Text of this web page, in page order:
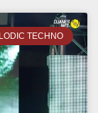
TECHNO